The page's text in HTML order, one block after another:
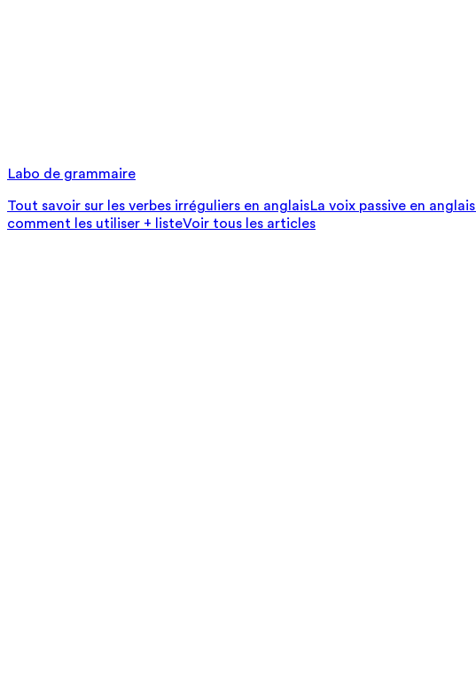
Labo de grammaire
Tout savoir sur les verbes irréguliers en anglaisLa voix passive en anglais
comment les utiliser + listeVoir tous les articles